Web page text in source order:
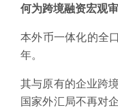
何为跨境融资宏观
本外币一体化的全
年。
其与原有的企业跨
国家外汇局不再对